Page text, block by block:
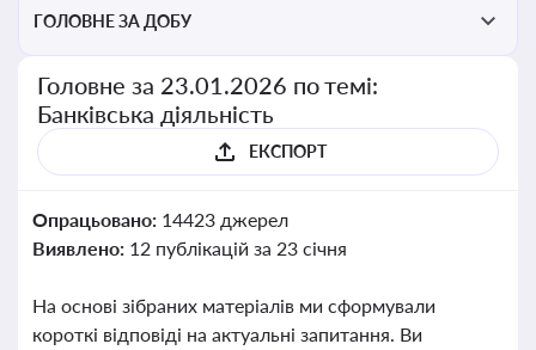
ГОЛОВНЕ ЗА ДОБУ
Головне за 23.01.2026 по темі:
Банківська діяльність
ЕКСПОРТ
Опрацьовано: 14423 джерел
Виявлено: 12 публікацій за 23 січня
На основі зібраних матеріалів ми сформували
короткі відповіді на актуальні запитання. Ви